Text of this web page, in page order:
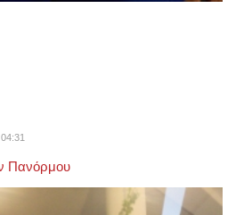
Πανόρμου